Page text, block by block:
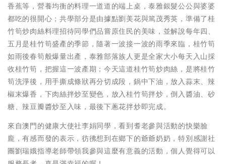
香蕉等，營養均衡的料理一道道的端上桌，泰雅銀髮公公與婆婆
都吃的很開心；共學部分是由據點劉美花與篤茂秀英，準備了桂
竹筍炒肉絲料理招待同學們品嘗原住民的美味，並解說每年四、
五月是桂竹筍盛產的季節，隨著一波接一波的雨季來臨，桂竹筍
如雨後春筍般爆量出產，泰雅部落族人更是全家大小每天入山採
收桂竹筍，把握這一波產期；今天這道桂竹筍炒肉絲，是將桂竹
筍洗淨後，用手撕成條狀再分切成段，鍋中下油，放入蒜末、辣
椒末爆香，下肉絲拌炒至變色，放入桂竹筍拌炒，倒入醬油、砂
糖、辣豆瓣醬炒至入味，最後下蔥花拌炒即完成。
來自澳門的健康大使社李娟同學，看到耆老參與活動的快樂臉
龐，有感而發的表示，彷彿想到在鄉下的爺爺奶奶，特別感謝社
團劉瑞娥指導老師帶領我參與這麼有意義的活動，個人覺得可以